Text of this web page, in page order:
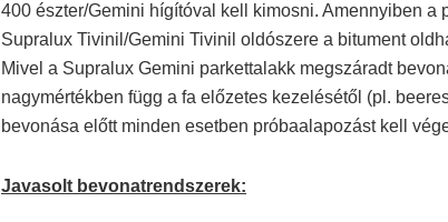
400 észter/Gemini hígítóval kell kimosni. Amennyiben a
Supralux Tivinil/Gemini Tivinil oldószere a bitument
Mivel a Supralux Gemini parkettalakk megszáradt
nagymértékben függ a fa előzetes kezelésétől (pl.
bevonása előtt minden esetben próbaalapozást kell
Javasolt bevonatrendszerek: